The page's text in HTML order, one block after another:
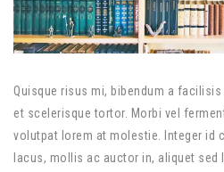
Quisque risus mi, bibendum a
et scelerisque tortor. Morbi vel
volutpat lorem at molestie. Integer id
lacus, mollis ac auctor in, aliquet sed